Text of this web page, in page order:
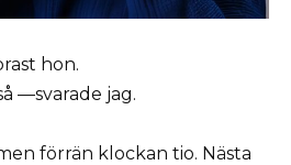
hon.
—svarade jag.
förrän klockan tio. Nästa